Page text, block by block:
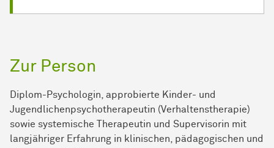
Zur Person
Diplom-Psychologin, approbierte Kinder- und
Jugendlichenpsychotherapeutin (Verhaltenstherapie)
sowie systemische Therapeutin und Supervisorin mit
langjähriger Erfahrung in klinischen, pädagogischen und